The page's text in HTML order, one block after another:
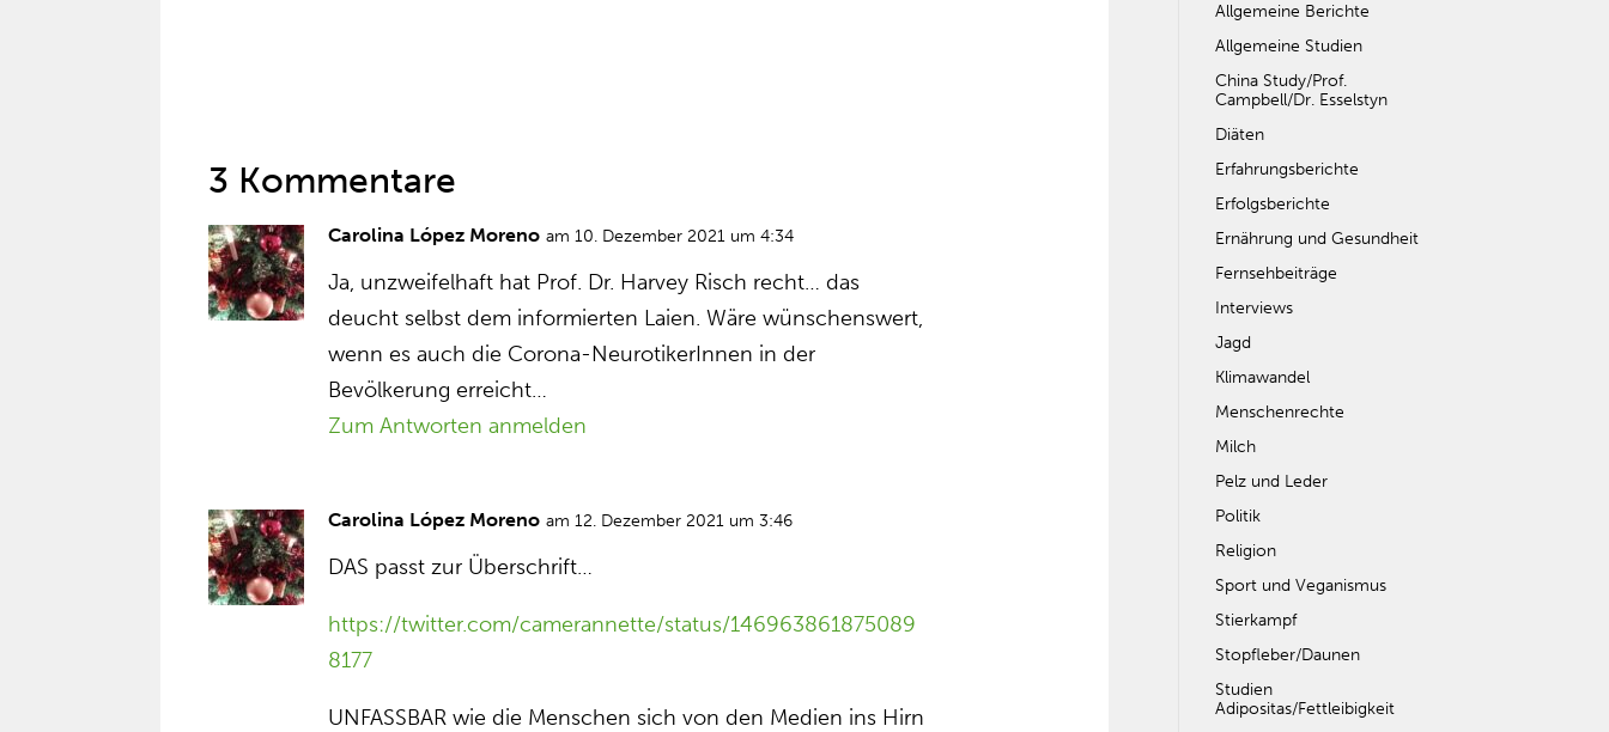
3 Kommentare
Carolina López Moreno am 10. Dezember 2021 um 4:34
Ja, unzweifelhaft hat Prof. Dr. Harvey Risch recht… das
deucht selbst dem informierten Laien. Wäre wünschenswert,
wenn es auch die Corona-NeurotikerInnen in der
Bevölkerung erreicht…
Zum Antworten anmelden
Carolina López Moreno am 12. Dezember 2021 um 3:46
DAS passt zur Überschrift…
https://twitter.com/camerannette/status/146963861875089
8177
UNFASSBAR wie die Menschen sich von den Medien ins Hirn
Allgemeine Berichte
Allgemeine Studien
China Study/Prof.
Campbell/Dr. Esselstyn
Diäten
Erfahrungsberichte
Erfolgsberichte
Ernährung und Gesundheit
Fernsehbeiträge
Interviews
Jagd
Klimawandel
Menschenrechte
Milch
Pelz und Leder
Politik
Religion
Sport und Veganismus
Stierkampf
Stopfleber/Daunen
Studien
Adipositas/Fettleibigkeit